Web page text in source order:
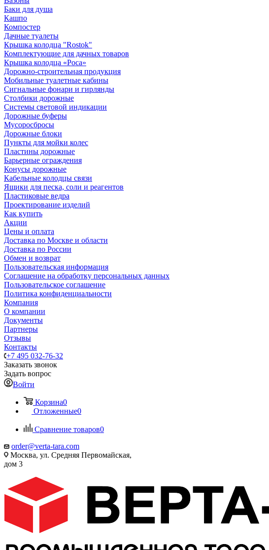
Баки для душа
Кашпо
Компостер
Дачные туалеты
Крышка колодца "Rostok"
Комплектующие для дачных товаров
Крышка колодца «Роса»
Дорожно-строительная продукция
Мобильные туалетные кабины
Сигнальные фонари и гирлянды
Столбики дорожные
Системы световой индикации
Дорожные буферы
Мусоросбросы
Дорожные блоки
Пункты для мойки колес
Пластины дорожные
Барьерные ограждения
Конусы дорожные
Кабельные колодцы связи
Ящики для песка, соли и реагентов
Пластиковые ведра
Проектирование изделий
Как купить
Акции
Цены и оплата
Доставка по Москве и области
Доставка по России
Обмен и возврат
Пользовательская информация
Соглашение на обработку персональных данных
Пользовательское соглашение
Политика конфиденциальности
Компания
О компании
Документы
Партнеры
Отзывы
Контакты
+7 495 032-76-32
Заказать звонок
Задать вопрос
Войти
Корзина0
Отложенные0
Сравнение товаров0
order@verta-tara.com
Москва, ул. Средняя Первомайская,
дом 3